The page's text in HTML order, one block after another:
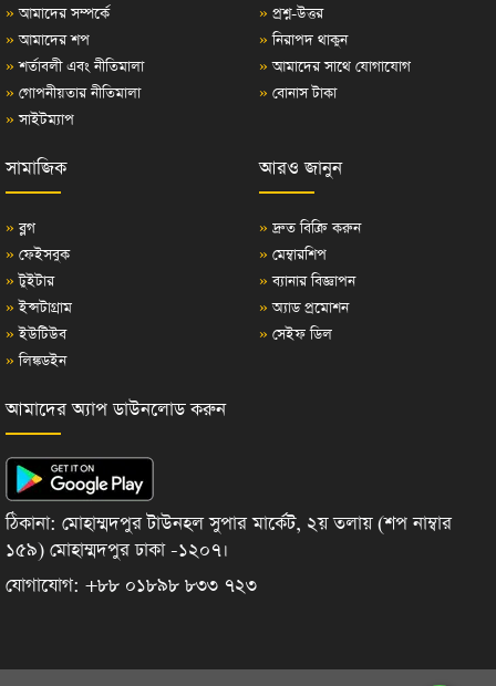
» আমাদের সম্পর্কে
» আমাদের শপ
» শর্তাবলী এবং নীতিমালা
» গোপনীয়তার নীতিমালা
» সাইটম্যাপ
» প্রশ্ন-উত্তর
» নিরাপদ থাকুন
» আমাদের সাথে যোগাযোগ
» বোনাস টাকা
সামাজিক
» ব্লগ
» ফেইসবুক
» টুইটার
» ইন্সটাগ্রাম
» ইউটিউব
» লিঙ্কডইন
আরও জানুন
» দ্রুত বিক্রি করুন
» মেম্বারশিপ
» ব্যানার বিজ্ঞাপন
» অ্যাড প্রমোশন
» সেইফ ডিল
আমাদের অ্যাপ ডাউনলোড করুন
ঠিকানা: মোহাম্মদপুর টাউনহল সুপার মার্কেট, ২য় তলায় (শপ নাম্বার
১৫৯) মোহাম্মদপুর ঢাকা -১২০৭।
যোগাযোগ: +৮৮ ০১৮৯৮ ৮৩৩ ৭২৩